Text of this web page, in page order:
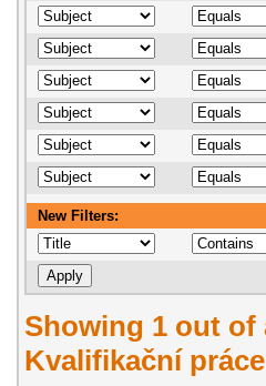
New Filters:
Showing 1 out
Kvalifikační